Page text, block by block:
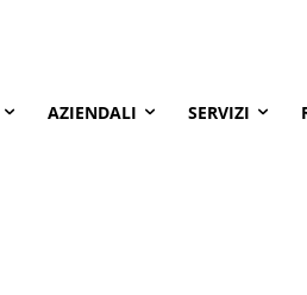
AZIENDALI SERVIZI